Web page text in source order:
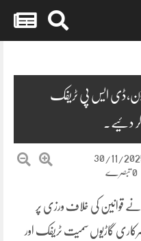
ایس پی ٹریفک
30/11/
قوانین کی خلاف ورزی پر
گاڑیوں سمیت ٹریفک اور